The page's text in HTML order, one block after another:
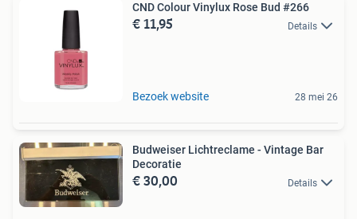
CND Colour Vinylux Rose Bud #266
€ 11,95 Details
Bezoek website 28 mei 26
Budweiser Lichtreclame - Vintage Bar
Decoratie
€ 30,00 Details